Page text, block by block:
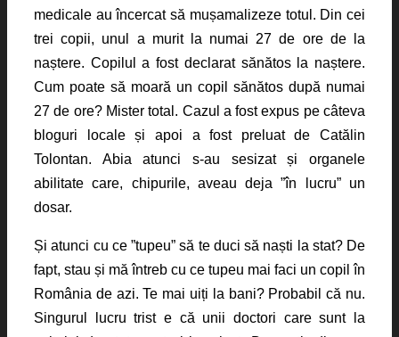
medicale au încercat să mușamalizeze totul. Din cei
trei copii, unul a murit la numai 27 de ore de la
naștere. Copilul a fost declarat sănătos la naștere.
Cum poate să moară un copil sănătos după numai
27 de ore? Mister total. Cazul a fost expus pe câteva
bloguri locale și apoi a fost preluat de Catălin
Tolontan. Abia atunci s-au sesizat și organele
abilitate care, chipurile, aveau deja ”în lucru” un
dosar.
Și atunci cu ce ”tupeu” să te duci să naști la stat? De
fapt, stau și mă întreb cu ce tupeu mai faci un copil în
România de azi. Te mai uiți la bani? Probabil că nu.
Singurul lucru trist e că unii doctori care sunt la